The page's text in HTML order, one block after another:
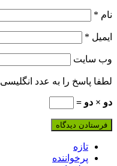
نام *
ایمیل *
وب‌ سایت
لطفا پاسخ را به عدد انگلیسی
دو × دو =
تازه
پرخواننده